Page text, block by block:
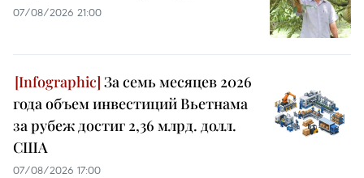
07/08/2026 21:00
За семь месяцев 2026
года объем инвестиций Вьетнама
за рубеж достиг 2,36 млрд. долл.
США
07/08/2026 17:00